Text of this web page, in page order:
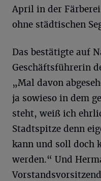
April in der
ohne städtischen
Das bestätigte auf
Geschäftsführerin
„Mal davon
ja sowieso in dem
steht, weiß ich
Stadtspitze denn
kann und soll doch
werden.“ Und